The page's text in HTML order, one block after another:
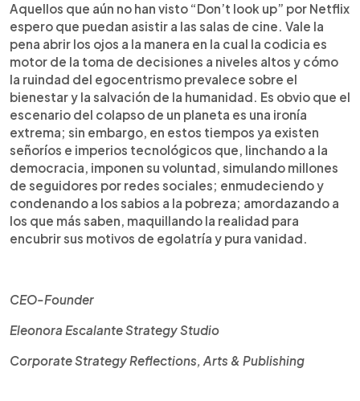
Aquellos que aún no han visto “Don’t look up” por Netflix
espero que puedan asistir a las salas de cine. Vale la
pena abrir los ojos a la manera en la cual la codicia es
motor de la toma de decisiones a niveles altos y cómo
la ruindad del egocentrismo prevalece sobre el
bienestar y la salvación de la humanidad. Es obvio que el
escenario del colapso de un planeta es una ironía
extrema; sin embargo, en estos tiempos ya existen
señoríos e imperios tecnológicos que, linchando a la
democracia, imponen su voluntad, simulando millones
de seguidores por redes sociales; enmudeciendo y
condenando a los sabios a la pobreza; amordazando a
los que más saben, maquillando la realidad para
encubrir sus motivos de egolatría y pura vanidad.
CEO-Founder
Eleonora Escalante Strategy Studio
Corporate Strategy Reflections, Arts & Publishing